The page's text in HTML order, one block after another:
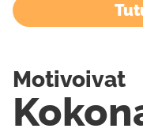
Motivoivat